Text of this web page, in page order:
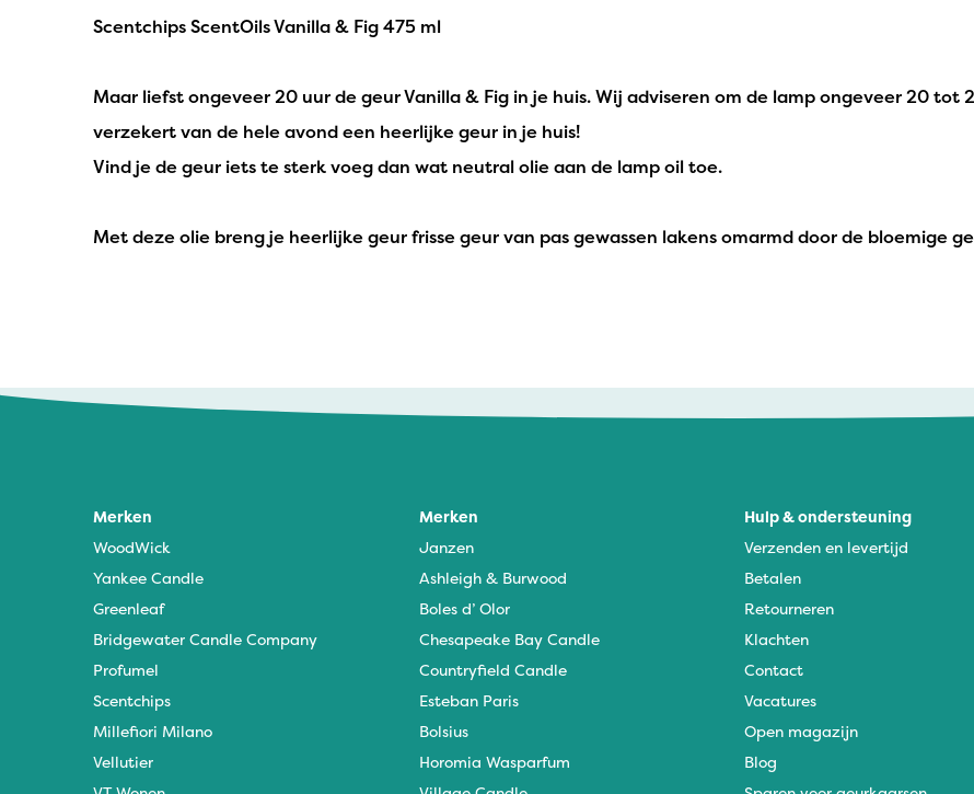
Bolsius
Joeff Muuss
Scentchips ScentOils Vanilla & Fig 475 ml
Maar liefst ongeveer 20 uur de geur Vanilla & Fig in je huis. Wij adviseren om de lamp ongeveer 20
verzekert van de hele avond een heerlijke geur in je huis!
Vind je de geur iets te sterk voeg dan wat neutral olie aan de lamp oil toe.
Met deze olie breng je heerlijke geur frisse geur van pas gewassen lakens omarmd door de bloemige
Merken
WoodWick
Yankee Candle
Greenleaf
Bridgewater Candle Company
Profumel
Scentchips
Millefiori Milano
Vellutier
Merken
Janzen
Ashleigh & Burwood
Boles d’ Olor
Chesapeake Bay Candle
Countryfield Candle
Esteban Paris
Bolsius
Horomia Wasparfum
Hulp & ondersteuning
Verzenden en levertijd
Betalen
Retourneren
Klachten
Contact
Vacatures
Open magazijn
Blog